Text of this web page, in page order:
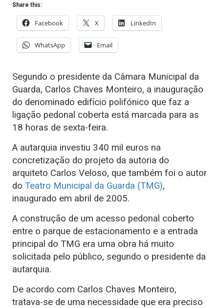
Share this:
Facebook X LinkedIn
WhatsApp Email
Segundo o presidente da Câmara Municipal da
Guarda, Carlos Chaves Monteiro, a inauguração
do denominado edifício polifónico que faz a
ligação pedonal coberta está marcada para as
18 horas de sexta-feira.
A autarquia investiu 340 mil euros na
concretização do projeto da autoria do
arquiteto Carlos Veloso, que também foi o autor
do Teatro Municipal da Guarda (TMG),
inaugurado em abril de 2005.
A construção de um acesso pedonal coberto
entre o parque de estacionamento e a entrada
principal do TMG era uma obra há muito
solicitada pelo público, segundo o presidente da
autarquia.
De acordo com Carlos Chaves Monteiro,
tratava-se de uma necessidade que era preciso